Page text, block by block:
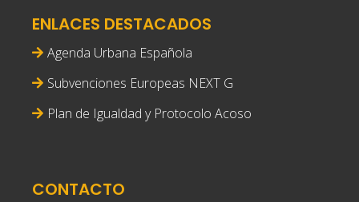
ENLACES DESTACADOS
Agenda Urbana Española
Subvenciones Europeas NEXT G
Plan de Igualdad y Protocolo Acoso
CONTACTO